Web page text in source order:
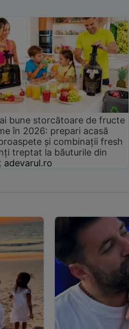
bune storcătoare de fructe
în 2026: prepari acasă
și combinații fresh
treptat la băuturile din
adevarul.ro